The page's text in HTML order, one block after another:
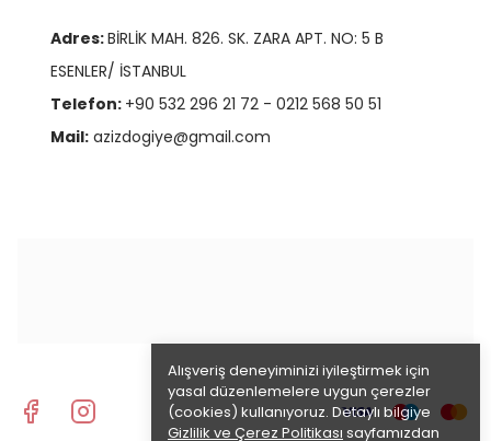
Alışveriş deneyiminizi iyileştirmek için
yasal düzenlemelere uygun çerezler
(cookies) kullanıyoruz. Detaylı bilgiye
Gizlilik ve Çerez Politikası sayfamızdan
Adres:BİRLİK MAH. 826. SK. ZARA APT. NO: 5 B
ESENLER/ İSTANBUL
Telefon: +90 532 296 21 72 - 0212 568 50 51
Mail: azizdogiye@gmail.com